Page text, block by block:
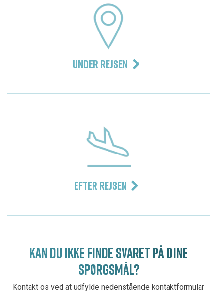
UNDER REJSEN
EFTER REJSEN
KAN DU IKKE FINDE SVARET PÅ DINE
SPØRGSMÅL?
Kontakt os ved at udfylde nedenstående kontaktformular